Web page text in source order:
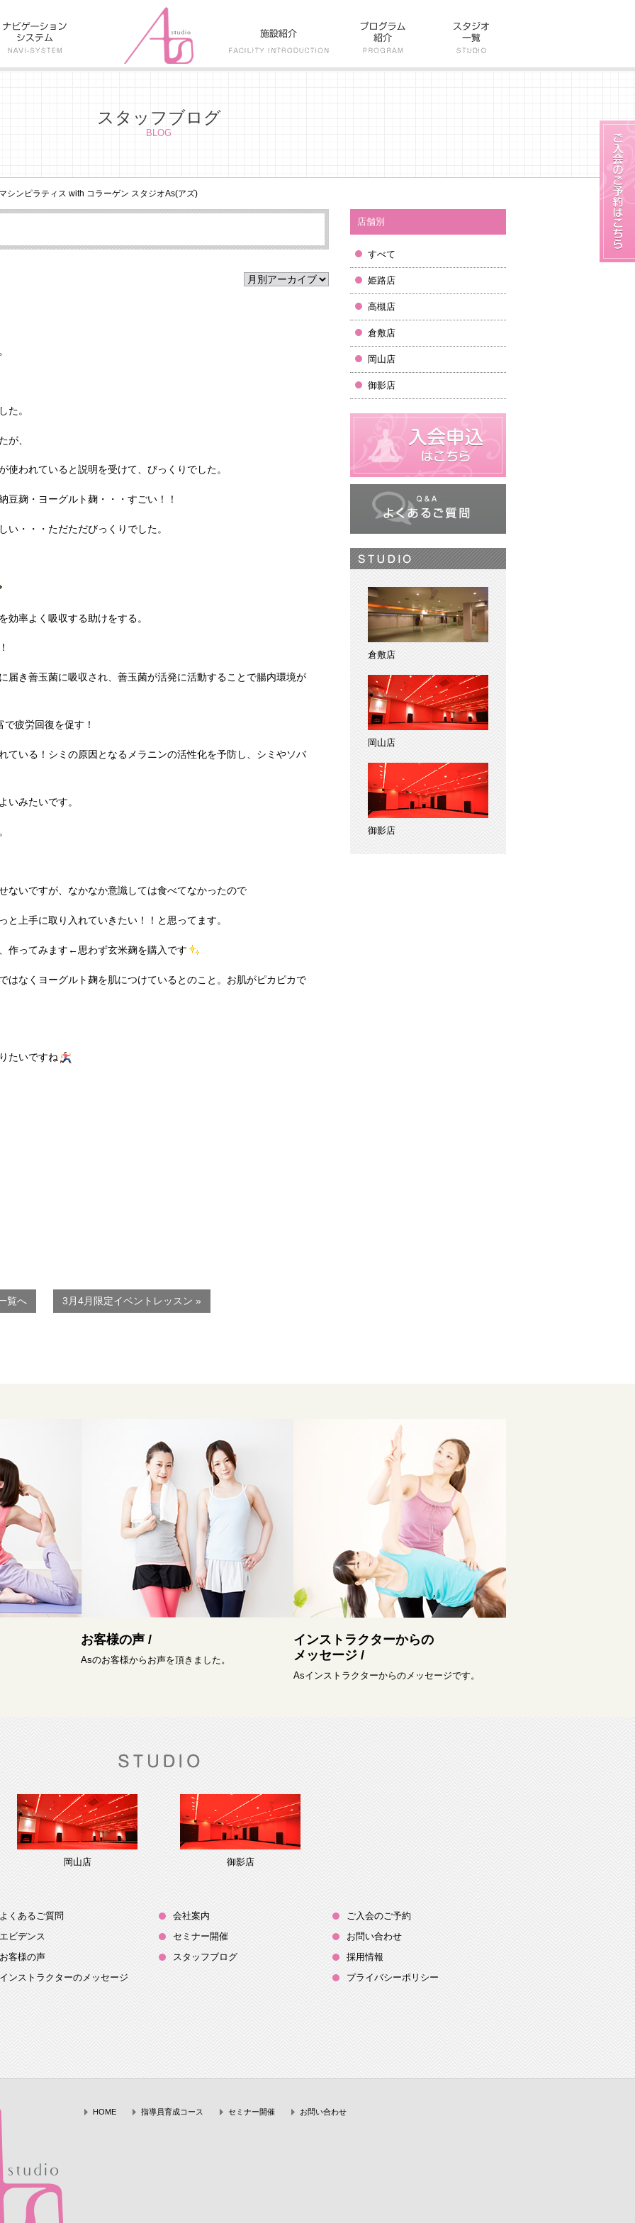
スタッフブログ
BLOG
シンピラティス with コラーゲン スタジオAs(アズ)
た。
が、
使われていると説明を受けて、びっくりでした。
豆麹・ヨーグルト麹・・・すごい！！
い・・・ただただびっくりでした。
率よく吸収する助けをする。
届き善玉菌に吸収され、善玉菌が活発に活動することで腸内環境が
疲労回復を促す！
ている！シミの原因となるメラニンの活性化を予防し、シミやソバ
いみたいです。
ないですが、なかなか意識しては食べてなかったので
と上手に取り入れていきたい！！と思ってます。
作ってみます←思わず玄米麹を購入です
はなくヨーグルト麹を肌につけているとのこと。お肌がピカピカで
たいですね
覧へ 3月4月限定イベントレッスン »
店舗別
すべて
姫路店
高槻店
倉敷店
岡山店
御影店
倉敷店
岡山店
御影店
お客様の声 /
Asのお客様からお声を頂きました。
インストラクターからの
メッセージ /
Asインストラクターからのメッセージです。
岡山店 御影店
よくあるご質問
エビデンス
お客様の声
インストラクターのメッセージ
会社案内
セミナー開催
スタッフブログ
ご入会のご予約
お問い合わせ
採用情報
プライバシーポリシー
HOME 指導員育成コース セミナー開催 お問い合わせ